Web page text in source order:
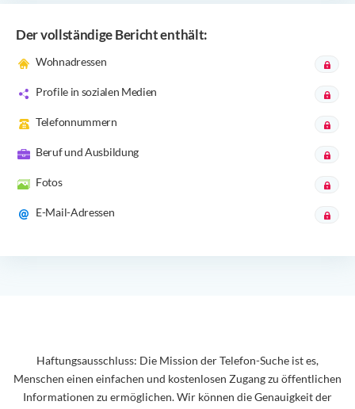
Der vollständige Bericht enthält:
Wohnadressen
Profile in sozialen Medien
Telefonnummern
Beruf und Ausbildung
Fotos
E-Mail-Adressen
Haftungsausschluss: Die Mission der Telefon-Suche ist es,
Menschen einen einfachen und kostenlosen Zugang zu öffentlichen
Informationen zu ermöglichen. Wir können die Genauigkeit der